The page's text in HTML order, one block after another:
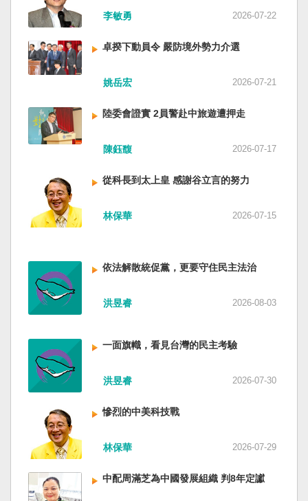
李敏勇 2026-07-22
卓揆下動員令 嚴防境外勢力介選
姚岳宏 2026-07-21
陸委會證實 2員警赴中旅遊遭押走
陳鈺馥 2026-07-17
從科長到太上皇 感謝谷立言的努力
林保華 2026-07-15
依法解散統促黨，更要守住民主法治
洪昱睿 2026-08-03
一面旗幟，看見台灣的民主考驗
洪昱睿 2026-07-30
慘烈的中美科技戰
林保華 2026-07-29
中配周滿芝為中國發展組織 判8年定讞